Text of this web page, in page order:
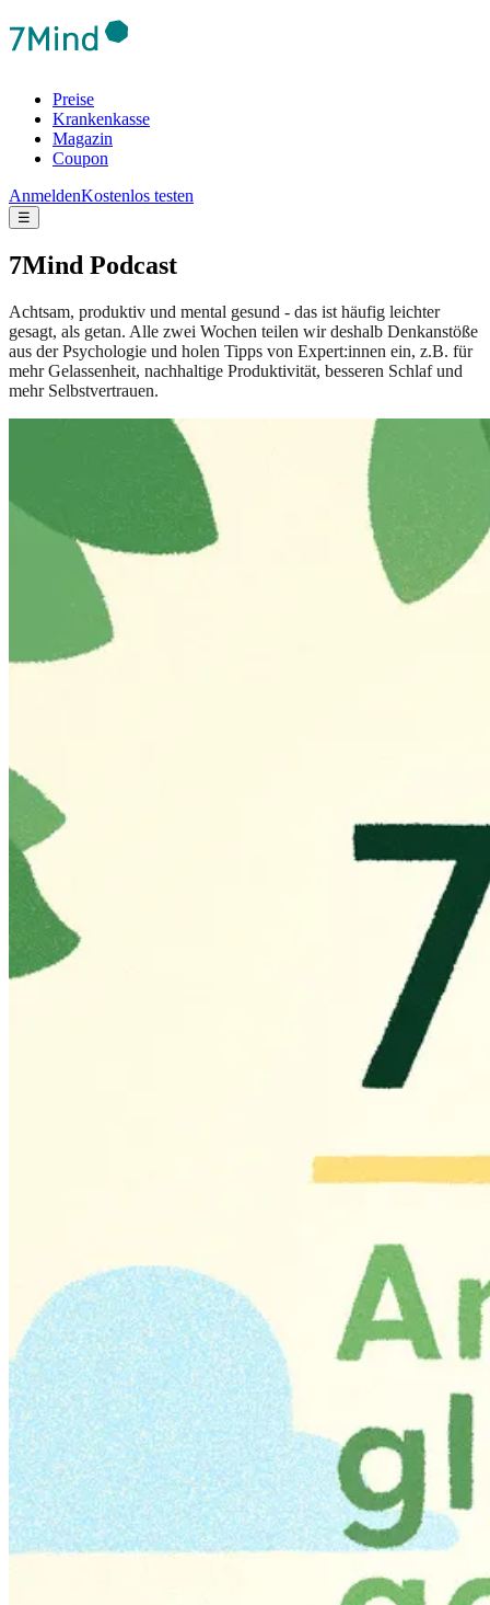
Preise
Krankenkasse
Magazin
Coupon
AnmeldenKostenlos testen
☰
7Mind Podcast
Achtsam, produktiv und mental gesund - das ist häufig leichter
gesagt, als getan. Alle zwei Wochen teilen wir deshalb Denkanstöße
aus der Psychologie und holen Tipps von Expert:innen ein, z.B. für
mehr Gelassenheit, nachhaltige Produktivität, besseren Schlaf und
mehr Selbstvertrauen.